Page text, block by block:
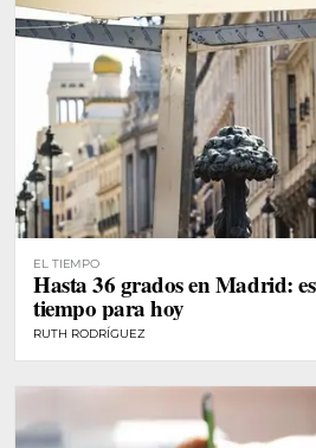
EL TIEMPO
Hasta 36 grados en Madrid:
tiempo para hoy
RUTH RODRÍGUEZ